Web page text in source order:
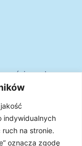
indywidualnych
na stronie.
oznacza zgodę